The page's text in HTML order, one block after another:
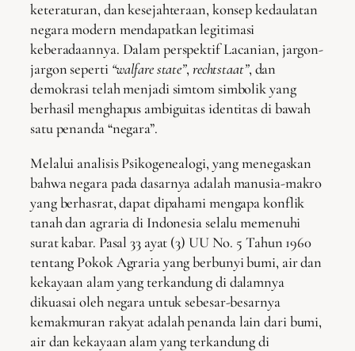
keteraturan, dan kesejahteraan, konsep kedaulatan
negara modern mendapatkan legitimasi
keberadaannya. Dalam perspektif Lacanian, jargon-
jargon seperti “walfare state”, rechtstaat”, dan
demokrasi telah menjadi simtom simbolik yang
berhasil menghapus ambiguitas identitas di bawah
satu penanda “negara”.
Melalui analisis Psikogenealogi, yang menegaskan
bahwa negara pada dasarnya adalah manusia-makro
yang berhasrat, dapat dipahami mengapa konflik
tanah dan agraria di Indonesia selalu memenuhi
surat kabar. Pasal 33 ayat (3) UU No. 5 Tahun 1960
tentang Pokok Agraria yang berbunyi bumi, air dan
kekayaan alam yang terkandung di dalamnya
dikuasai oleh negara untuk sebesar-besarnya
kemakmuran rakyat adalah penanda lain dari bumi,
air dan kekayaan alam yang terkandung di